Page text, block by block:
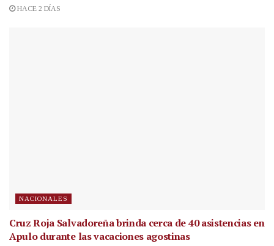
HACE 2 DÍAS
NACIONALES
Cruz Roja Salvadoreña brinda cerca de 40 asistencias en
Apulo durante las vacaciones agostinas